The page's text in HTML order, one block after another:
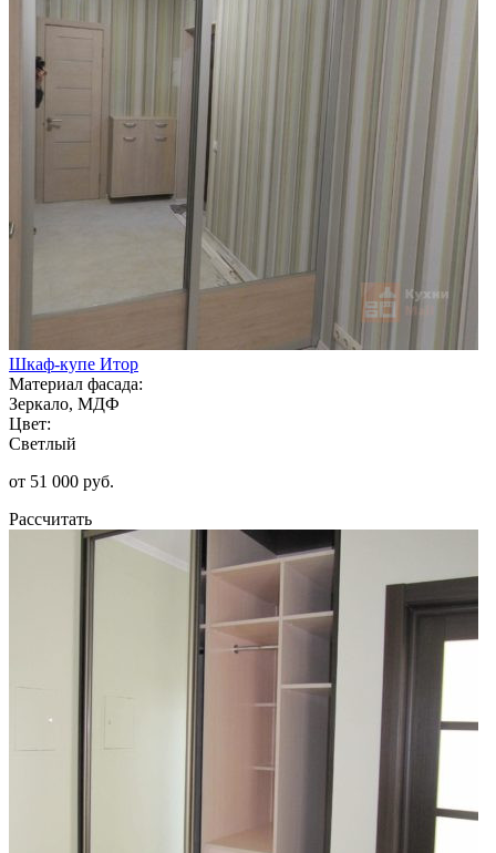
Шкаф-купе Итор
Материал фасада:
Зеркало, МДФ
Цвет:
Светлый
от 51 000 руб.
Рассчитать